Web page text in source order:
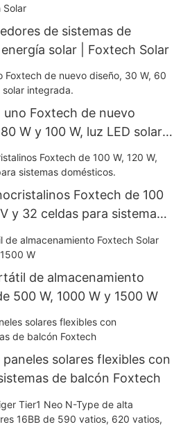
de sistemas de
solar | Foxtech Solar
Foxtech de nuevo
W y 100 W, luz LED solar
Foxtech de 100
V y 32 celdas para sistemas
de almacenamiento
500 W, 1000 W y 1500 W
solares flexibles con
de balcón Foxtech